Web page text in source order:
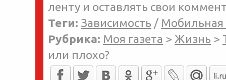
ленту и оставлять свои
Теги: Зависимость / Мобильная
Рубрика: Моя газета > Жизнь >
или плохо?